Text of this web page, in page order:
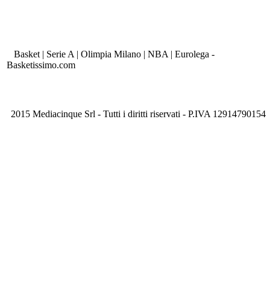
Basket | Serie A | Olimpia Milano | NBA | Eurolega -
Basketissimo.com
2015 Mediacinque Srl - Tutti i diritti riservati - P.IVA 12914790154